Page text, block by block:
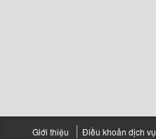
Giới thiệu Điều khoản dịch vụ